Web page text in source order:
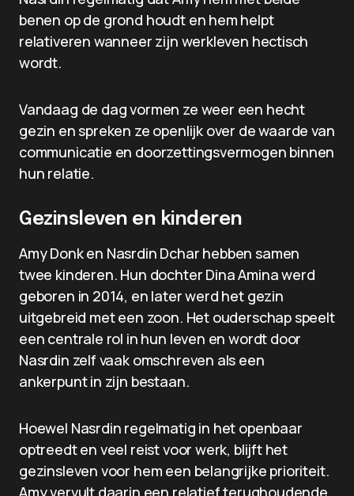
benen op de grond houdt en hem helpt
relativeren wanneer zijn werkleven hectisch
wordt.
Vandaag de dag vormen ze weer een hecht
gezin en spreken ze openlijk over de waarde van
communicatie en doorzettingsvermogen binnen
hun relatie.
Gezinsleven en kinderen
Amy Donk en Nasrdin Dchar hebben samen
twee kinderen. Hun dochter Dina Amina werd
geboren in 2014, en later werd het gezin
uitgebreid met een zoon. Het ouderschap speelt
een centrale rol in hun leven en wordt door
Nasrdin zelf vaak omschreven als een
ankerpunt in zijn bestaan.
Hoewel Nasrdin regelmatig in het openbaar
optreedt en veel reist voor werk, blijft het
gezinsleven voor hem een belangrijke prioriteit.
Amy vervult daarin een relatief terughoudende